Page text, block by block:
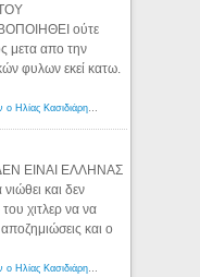
ούτε
μετα απο την
φυλων εκεί κατω.
Αμερικανοί ρατσιστές αναρωτιούνται αν ο Ηλίας Κασιδιάρης ανήκει στη λευκή φυλή... - Λόγιος Ερμής
ΕΙΝΑΙ ΕΛΛΗΝΑΣ
και δεν
χιτλερ να να
αποζημιώσεις και ο
Αμερικανοί ρατσιστές αναρωτιούνται αν ο Ηλίας Κασιδιάρης ανήκει στη λευκή φυλή... - Λόγιος Ερμής